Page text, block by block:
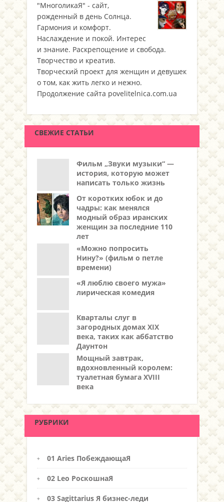
"МноголикаЯ" - сайт,
рожденный в день Солнца.
Гармония и комфорт.
Наслаждение и покой. Интерес
и знание. Раскрепощение и свобода.
Творчество и креатив.
Творческий проект для женщин и девушек
о том, как жить легко и нежно.
Продолжение сайта povelitelnica.com.ua
СВЕЖИЕ СТАТЬИ
Фильм „Звуки музыки“ —
история, которую может
написать только жизнь
От коротких юбок и до
чадры: как менялся
модный образ иранских
женщин за последние 110
лет
«Можно попросить
Нину?» (фильм о петле
времени)
«Я люблю своего мужа»
лирическая комедия
Кварталы слуг в
загородных домах XIX
века, таких как аббатство
Даунтон
Мощный завтрак,
вдохновленный королем:
туалетная бумага XVIII
века
РУБРИКИ
01 Aries ПобеждающаЯ
02 Leo РоскошнаЯ
03 Sagittarius Я бизнес-леди